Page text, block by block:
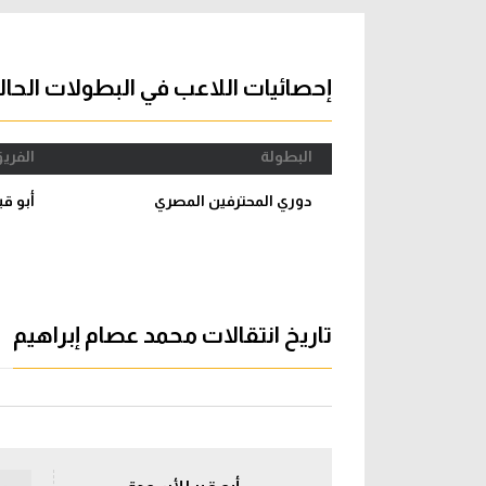
دوري إحصائيات اللاعب في البطولات
البطولة
دوري المحترفين المصري أبو
تاريخ انتقالات محمد عصام إبراهيم